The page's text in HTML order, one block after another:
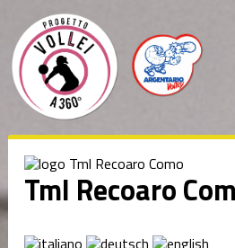
Tml Recoaro